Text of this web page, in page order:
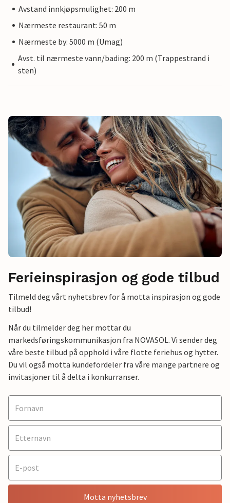
Avstand innkjøpsmulighet: 200 m
Nærmeste restaurant: 50 m
Nærmeste by: 5000 m (Umag)
Avst. til nærmeste vann/bading: 200 m (Trappestrand i
sten)
Ferieinspirasjon og gode tilbud
Tilmeld deg vårt nyhetsbrev for å motta inspirasjon og gode
tilbud!
Når du tilmelder deg her mottar du
markedsføringskommunikasjon fra NOVASOL. Vi sender deg
våre beste tilbud på opphold i våre flotte feriehus og hytter.
Du vil også motta kundefordeler fra våre mange partnere og
invitasjoner til å delta i konkurranser.
Motta nyhetsbrev